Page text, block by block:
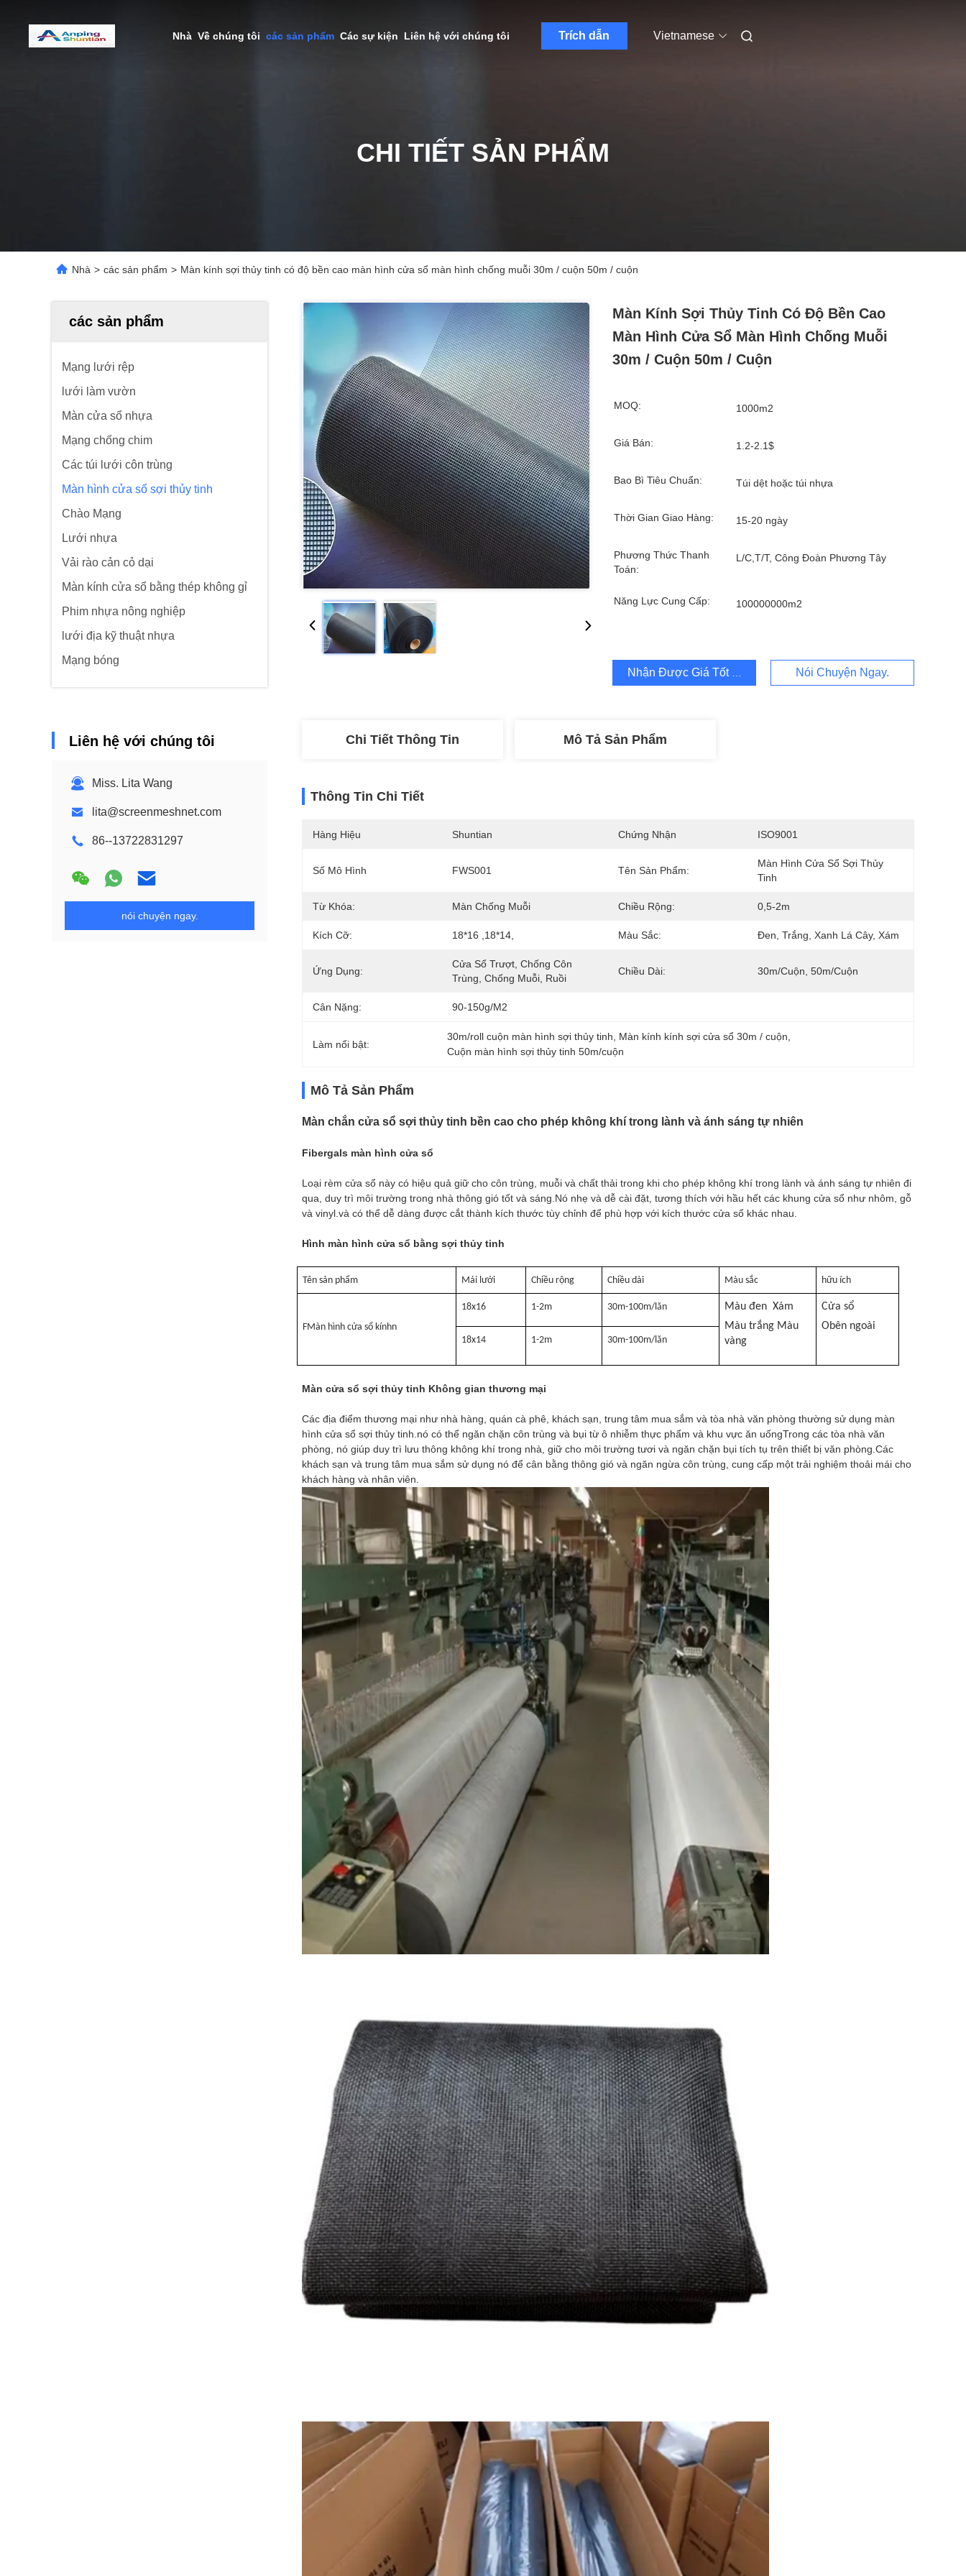
Nhà Về chúng tôi các sản phẩm Các sự kiện Liên hệ với chúng tôi Trích dẫn Vietnamese
CHI TIẾT SẢN PHẨM
Nhà > các sản phẩm > Màn kính sợi thủy tinh có độ bền cao màn hình cửa sổ màn hình chống muỗi 30m / cuộn 50m / cuộn
các sản phẩm
Mạng lưới rệp
lưới làm vườn
Màn cửa sổ nhựa
Mạng chống chim
Các túi lưới côn trùng
Màn hình cửa sổ sợi thủy tinh
Chào Mạng
Lưới nhựa
Vải rào cản cỏ dại
Màn kính cửa sổ bằng thép không gỉ
Phim nhựa nông nghiệp
lưới địa kỹ thuật nhựa
Mạng bóng
Liên hệ với chúng tôi
Miss. Lita Wang
lita@screenmeshnet.com
86--13722831297
nói chuyện ngay.
Màn Kính Sợi Thủy Tinh Có Độ Bền Cao
Màn Hình Cửa Sổ Màn Hình Chống Muỗi
30m / Cuộn 50m / Cuộn
MOQ: 1000m2
Giá Bán: 1.2-2.1$
Bao Bì Tiêu Chuẩn: Túi dệt hoặc túi nhựa
Thời Gian Giao Hàng: 15-20 ngày
Phương Thức Thanh
Toán:
L/C,T/T, Công Đoàn Phương Tây
Năng Lực Cung Cấp: 100000000m2
Nhận Được Giá Tốt Nhất Nói Chuyện Ngay.
Chi Tiết Thông Tin Mô Tả Sản Phẩm
Thông Tin Chi Tiết
Hàng Hiệu Shuntian Chứng Nhận ISO9001
Số Mô Hình FWS001 Tên Sản Phẩm:
Màn Hình Cửa Sổ Sợi Thủy
Tinh
Từ Khóa: Màn Chống Muỗi Chiều Rộng: 0,5-2m
Kích Cỡ: 18*16 ,18*14, Màu Sắc: Đen, Trắng, Xanh Lá Cây, Xám
Ứng Dụng:
Cửa Sổ Trượt, Chống Côn
Trùng, Chống Muỗi, Ruồi
Chiều Dài: 30m/cuộn, 50m/cuộn
Cân Nặng: 90-150g/m2
Làm nổi bật:
30m/roll cuộn màn hình sợi thủy tinh Màn kính kính sợi cửa sổ 30m / cuộn
Cuộn màn hình sợi thủy tinh 50m/cuộn
Mô Tả Sản Phẩm
Màn chắn cửa sổ sợi thủy tinh bền cao cho phép không khí trong lành và ánh sáng tự nhiên
Fibergals màn hình cửa sổ
Loại rèm cửa sổ này có hiệu quả giữ cho côn trùng, muỗi và chất thải trong khi cho phép không khí trong lành và ánh sáng tự nhiên đi
qua, duy trì môi trường trong nhà thông gió tốt và sáng.Nó nhẹ và dễ cài đặt, tương thích với hầu hết các khung cửa sổ như nhôm, gỗ
và vinyl.và có thể dễ dàng được cắt thành kích thước tùy chỉnh để phù hợp với kích thước cửa sổ khác nhau.
Hình màn hình cửa sổ bằng sợi thủy tinh
Tên sản phẩm Mái lưới Chiều rộng Chiều dài Màu sắc hữu ích
FMàn hình cửa sổ kínhn
18x16 1-2m 30m-100m/lăn Màu đen Xám
Màu trắng Màu
vàng
Cửa sổ
Obên ngoài
18x14 1-2m 30m-100m/lăn
Màn cửa sổ sợi thủy tinh Không gian thương mại
Các địa điểm thương mại như nhà hàng, quán cà phê, khách sạn, trung tâm mua sắm và tòa nhà văn phòng thường sử dụng màn
hình cửa sổ sợi thủy tinh.nó có thể ngăn chặn côn trùng và bụi từ ô nhiễm thực phẩm và khu vực ăn uốngTrong các tòa nhà văn
phòng, nó giúp duy trì lưu thông không khí trong nhà, giữ cho môi trường tươi và ngăn chặn bụi tích tụ trên thiết bị văn phòng.Các
khách sạn và trung tâm mua sắm sử dụng nó để cân bằng thông gió và ngăn ngừa côn trùng, cung cấp một trải nghiệm thoải mái cho
khách hàng và nhân viên.